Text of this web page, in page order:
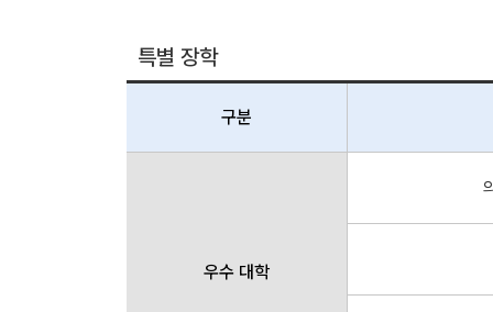
특별 장학
구분
우수 대학